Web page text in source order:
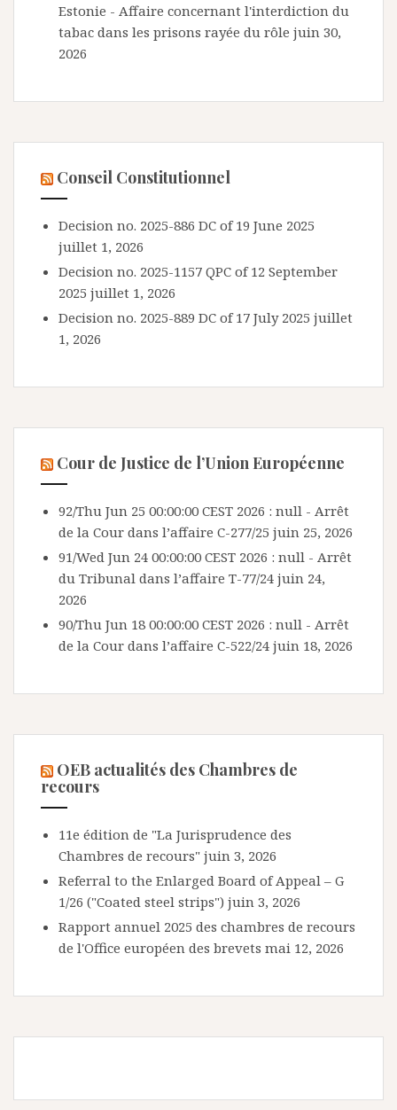
Estonie - Affaire concernant l'interdiction du
tabac dans les prisons rayée du rôle juin 30,
2026
Conseil Constitutionnel
Decision no. 2025-886 DC of 19 June 2025
juillet 1, 2026
Decision no. 2025-1157 QPC of 12 September
2025 juillet 1, 2026
Decision no. 2025-889 DC of 17 July 2025 juillet
1, 2026
Cour de Justice de l’Union Européenne
92/Thu Jun 25 00:00:00 CEST 2026 : null - Arrêt
de la Cour dans l’affaire C-277/25 juin 25, 2026
91/Wed Jun 24 00:00:00 CEST 2026 : null - Arrêt
du Tribunal dans l’affaire T-77/24 juin 24,
2026
90/Thu Jun 18 00:00:00 CEST 2026 : null - Arrêt
de la Cour dans l’affaire C-522/24 juin 18, 2026
OEB actualités des Chambres de
recours
11e édition de "La Jurisprudence des
Chambres de recours" juin 3, 2026
Referral to the Enlarged Board of Appeal – G
1/26 ("Coated steel strips") juin 3, 2026
Rapport annuel 2025 des chambres de recours
de l'Office européen des brevets mai 12, 2026